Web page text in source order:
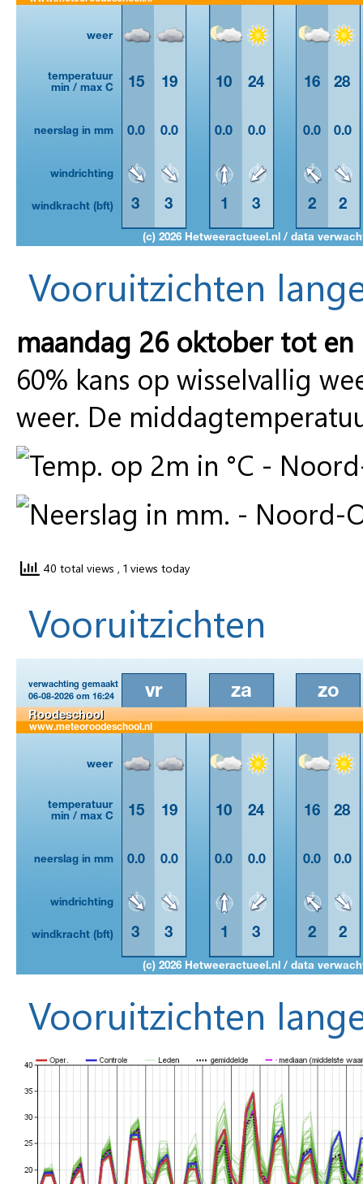
Vooruitzichten
maandag 26 oktober tot
60% kans op wisselvallig
weer. De
40 total views , 1 views today
Vooruitzichten
Vooruitzichten